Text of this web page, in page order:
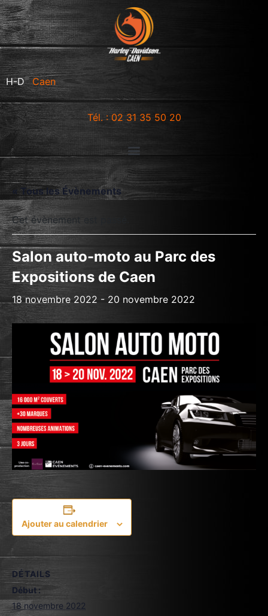
H-D® Caen
Tél. : 02 31 35 50 20
« Tous les Évènements
Cet évènement est passé.
Salon auto-moto au Parc des
Expositions de Caen
18 novembre 2022 - 20 novembre 2022
Ajouter au calendrier
DÉTAILS
Début :
18 novembre 2022